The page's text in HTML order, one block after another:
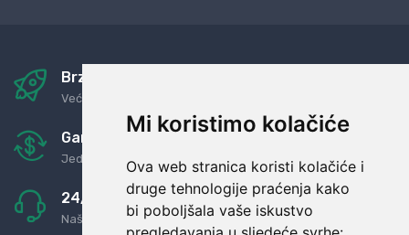
Mi koristimo kolačiće
Ova web stranica koristi kolačiće i
druge tehnologije praćenja kako
bi poboljšala vaše iskustvo
Brza i sigurna dostava
Već za nekoliko dana kod vas
Garancija u povrat novaca
Jednostavno pravilo: Roba za novac
24/7 odlična podrška
Naši agenti uvijek na raspolaganju